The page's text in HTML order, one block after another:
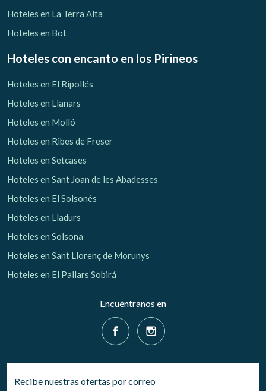
Hoteles en La Terra Alta
Hoteles en Bot
Hoteles con encanto en los Pirineos
Hoteles en El Ripollés
Hoteles en Llanars
Hoteles en Molló
Hoteles en Ribes de Freser
Hoteles en Setcases
Hoteles en Sant Joan de les Abadesses
Hoteles en El Solsonés
Hoteles en Lladurs
Hoteles en Solsona
Hoteles en Sant Llorenç de Morunys
Hoteles en El Pallars Sobirá
Encuéntranos en
Recibe nuestras ofertas por correo